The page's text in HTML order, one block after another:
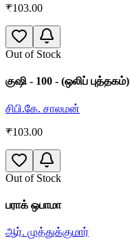
₹103.00
Out of Stock
குஷி - 100 - (ஒலிப் புத்தகம்)
சிபி.கே. சாலமன்
₹103.00
Out of Stock
பராக் ஒபாமா
ஆர். முத்துக்குமார்